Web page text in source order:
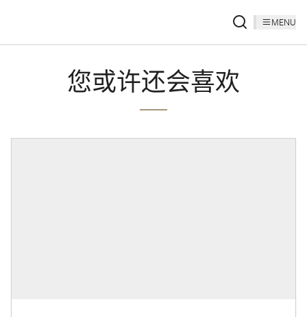
MENU
您或许还会喜欢